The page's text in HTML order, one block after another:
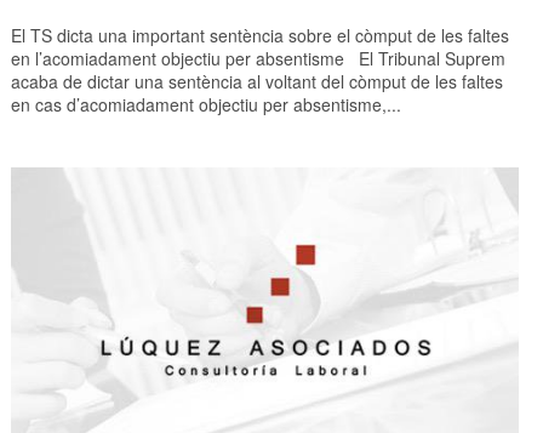
El TS dicta una important sentència sobre el còmput de les faltes
en l’acomiadament objectiu per absentisme El Tribunal Suprem
acaba de dictar una sentència al voltant del còmput de les faltes
en cas d’acomiadament objectiu per absentisme,...